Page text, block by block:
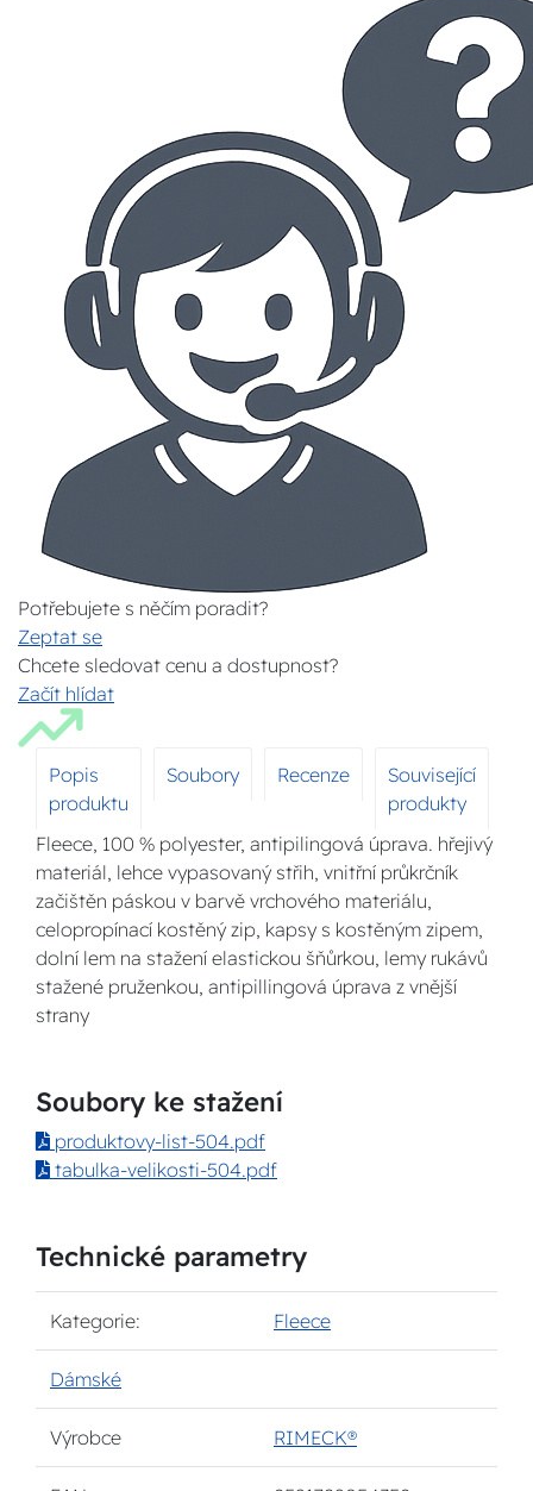
Potřebujete s něčím poradit?
Zeptat se
Chcete sledovat cenu a dostupnost?
Začít hlídat
Popis
produktu
Soubory Recenze
Související
produkty
Fleece, 100 % polyester, antipilingová úprava. hřejivý
materiál, lehce vypasovaný střih, vnitřní průkrčník
začištěn páskou v barvě vrchového materiálu,
celopropínací kostěný zip, kapsy s kostěným zipem,
dolní lem na stažení elastickou šňůrkou, lemy rukávů
stažené pruženkou, antipillingová úprava z vnější
strany
Soubory ke stažení
produktovy-list-504.pdf
tabulka-velikosti-504.pdf
Technické parametry
Kategorie: Fleece
Dámské
Výrobce RIMECK®